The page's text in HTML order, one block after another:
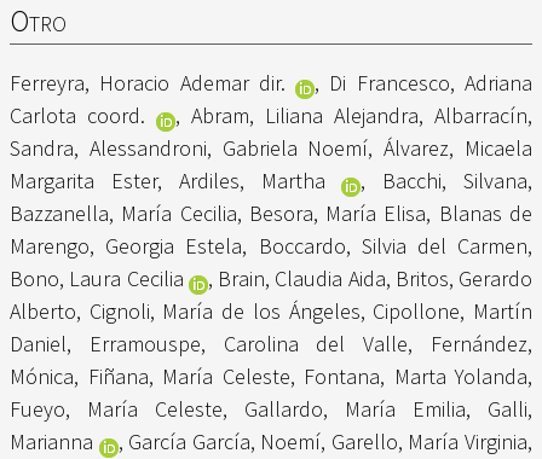
Otro
Ferreyra, Horacio Ademar dir. , Di Francesco, Adriana
Carlota coord.
, Abram, Liliana Alejandra, Albarracín,
Sandra, Alessandroni, Gabriela Noemí,Álvarez, Micaela
Margarita Ester, Ardiles, Martha , Bacchi, Silvana,
Bazzanella, María Cecilia, Besora, María Elisa, Blanas de
Marengo, Georgia Estela, Boccardo, Silvia del Carmen,
Bono, Laura Cecilia
, Brain, Claudia Aida, Britos, Gerardo
Alberto, Cignoli, María de los Ángeles, Cipollone, Martín
Daniel, Erramouspe, Carolina del Valle, Fernández,
Mónica, Fiñana, María Celeste, Fontana, Marta Yolanda,
Fueyo, María Celeste, Gallardo, María Emilia, Galli,
Marianna
, García García, Noemí, Garello, María Virginia,